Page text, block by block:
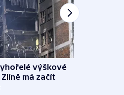
výškové
má začít